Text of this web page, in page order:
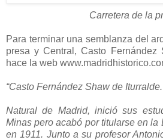
Carretera de la
Para terminar una semblanza del
presa y Central, Casto Fernández
hace la web
“Casto Fernández Shaw de
Natural de Madrid, inició sus
Minas pero acabó por titularse en la
en 1911. Junto a su profesor